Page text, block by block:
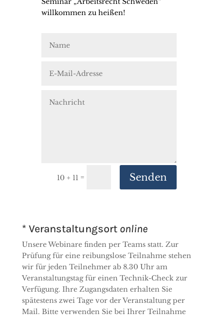
willkommen zu heißen!
10 + 11 = Senden
* Veranstaltungsort online
Unsere Webinare finden per Teams statt. Zur
Prüfung für eine reibungslose Teilnahme stehen
wir für jeden Teilnehmer ab 8.30 Uhr am
Veranstaltungstag für einen Technik-Check zur
Verfügung. Ihre Zugangsdaten erhalten Sie
spätestens zwei Tage vor der Veranstaltung per
Mail. Bitte verwenden Sie bei Ihrer Teilnahme